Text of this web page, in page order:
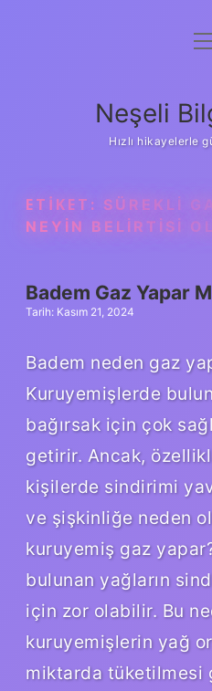
Yasal
Neşeli
Hızlı hikayelerle
ETIKET: SÜREKLI
NEYIN BELIRTISI
Badem Gaz Yapar
Tarih: Kasım 21, 2024
Badem neden gaz
Kuruyemişlerde
bağırsak için çok
getirir. Ancak,
kişilerde sindirimi
ve şişkinliğe neden
kuruyemiş gaz
bulunan yağların
için zor olabilir. Bu
kuruyemişlerin yağ
miktarda tüketilmesi